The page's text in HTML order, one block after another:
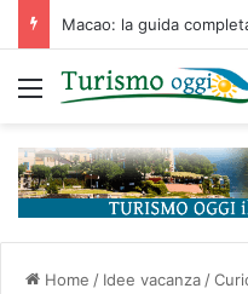
Menu
Home / Idee vacanza /